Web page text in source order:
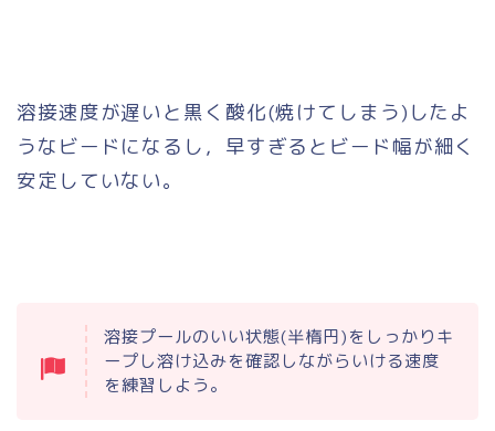
溶接速度が遅いと黒く酸化(焼けてしまう)したよ
うなビードになるし，早すぎるとビード幅が細く
安定していない。
溶接プールのいい状態(半楕円)をしっかりキ
ープし溶け込みを確認しながらいける速度
を練習しよう。